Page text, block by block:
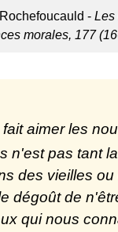
- Les
morales, 177
aimer les
n'est pas tant
des vieilles ou
dégoût de
qui nous